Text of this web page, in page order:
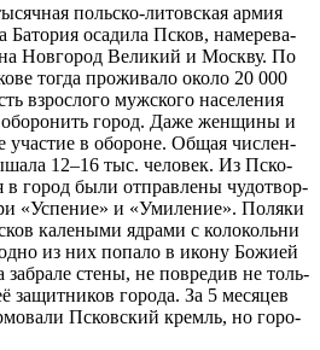
поль­ско-ли­тов­ская ар­мия
Ба­то­рия оса­ди­ла Псков, на­ме­ре­ва­
на Нов­го­род Ве­ли­кий и Моск­ву. По
то­гда про­жи­ва­ло око­ло 20 000
взрос­ло­го муж­ско­го на­се­ле­ния
обо­ро­нить го­род. Да­же жен­щи­ны и
уча­стие в обо­роне. Об­щая чис­лен­
12–16 тыс. че­ло­век. Из Пско­
в го­род бы­ли от­прав­ле­ны чу­до­твор­
«Успе­ние» и «Уми­ле­ние». По­ля­ки
ка­ле­ны­ми яд­ра­ми с ко­ло­коль­ни
из них по­па­ло в ико­ну Бо­жи­ей
сте­ны, не по­вре­див не толь­
за­щит­ни­ков го­ро­да. За 5 ме­ся­цев
Псков­ский кремль, но го­ро­